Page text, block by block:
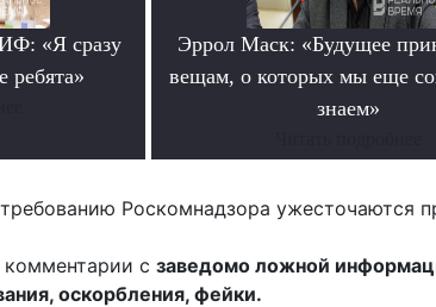
«Я сразу
ребята»
Эррол Маск: «Будущее
вещам, о которых мы еще
знаем»
Роскомнадзора ужесточаются
комментарии с заведомо ложной
оскорбления, фейки.